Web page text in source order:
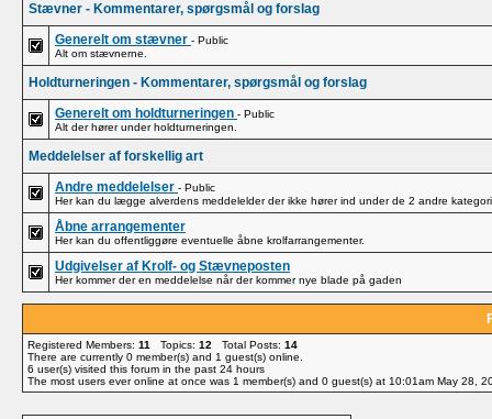
Stævner - Kommentarer, spørgsmål og forslag
Generelt om stævner - Public
Alt om stævnerne.
Holdturneringen - Kommentarer, spørgsmål og forslag
Generelt om holdturneringen - Public
Alt der hører under holdturneringen.
Meddelelser af forskellig art
Andre meddelelser - Public
Her kan du lægge alverdens meddelelder der ikke hører ind under de 2 andre
Åbne arrangementer
Her kan du offentliggøre eventuelle åbne krolfarrangementer.
Udgivelser af Krolf- og Stævneposten
Her kommer der en meddelelse når der kommer nye blade på gaden
Registered Members: 11 Topics: 12 Total Posts: 14
There are currently 0 member(s) and 1 guest(s) online
6 user(s) visited this forum in the past 24 hours
The most users ever online at once was 1 member(s) and 0 guest(s) at 10:01am May 28,